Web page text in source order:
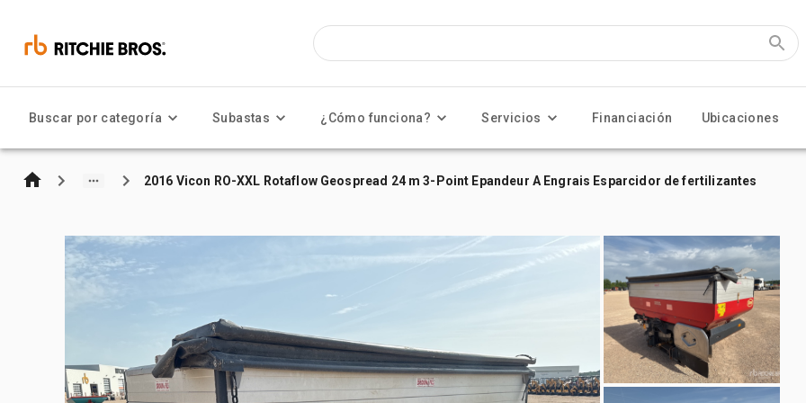
Buscar por categoría Subastas ¿Cómo funciona? Servicios Financiación Ubicaciones
2016 Vicon RO-XXL Rotaflow Geospread 24 m 3-Point Epandeur A Engrais Esparcidor de fertilizantes